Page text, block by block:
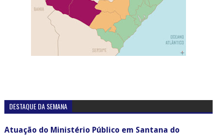
DESTAQUE DA SEMANA
Atuação do Ministério Público em Santana do